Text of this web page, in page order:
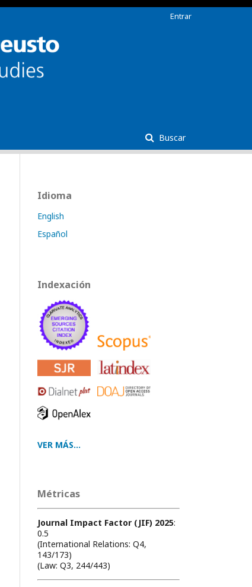
Buscar
Entrar
Idioma
English
Español
Indexación
VER MÁS...
Métricas
Journal Impact Factor (JIF) 2025:
0.5
(International Relations: Q4,
143/173)
(Law: Q3, 244/443)